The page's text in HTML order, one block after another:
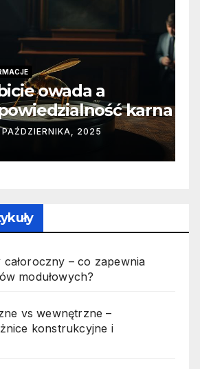
a
karna –
to w praktyce?
2025
całoroczny – co zapewnia
modułowych?
vs wewnętrzne –
konstrukcyjne i